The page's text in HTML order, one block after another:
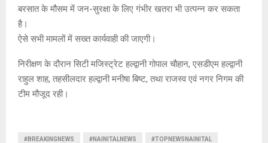
बरसात के मौसम में जन-सुरक्षा के लिए गंभीर खतरा भी उत्पन्न कर सकता
है।
ऐसे सभी मामलों में सख्त कार्यवाही की जाएगी।
निरीक्षण के दौरान सिटी मजिस्ट्रेट हल्द्वानी गोपाल चौहान, एसडीएम हल्द्वानी
राहुल शाह, तहसीलदार हल्द्वानी मनीषा बिष्ट, तथा राजस्व एवं नगर निगम की
टीम मौजूद रही।
#BREAKINGNEWS #NAINITALNEWS #TOPNEWSNAINITAL